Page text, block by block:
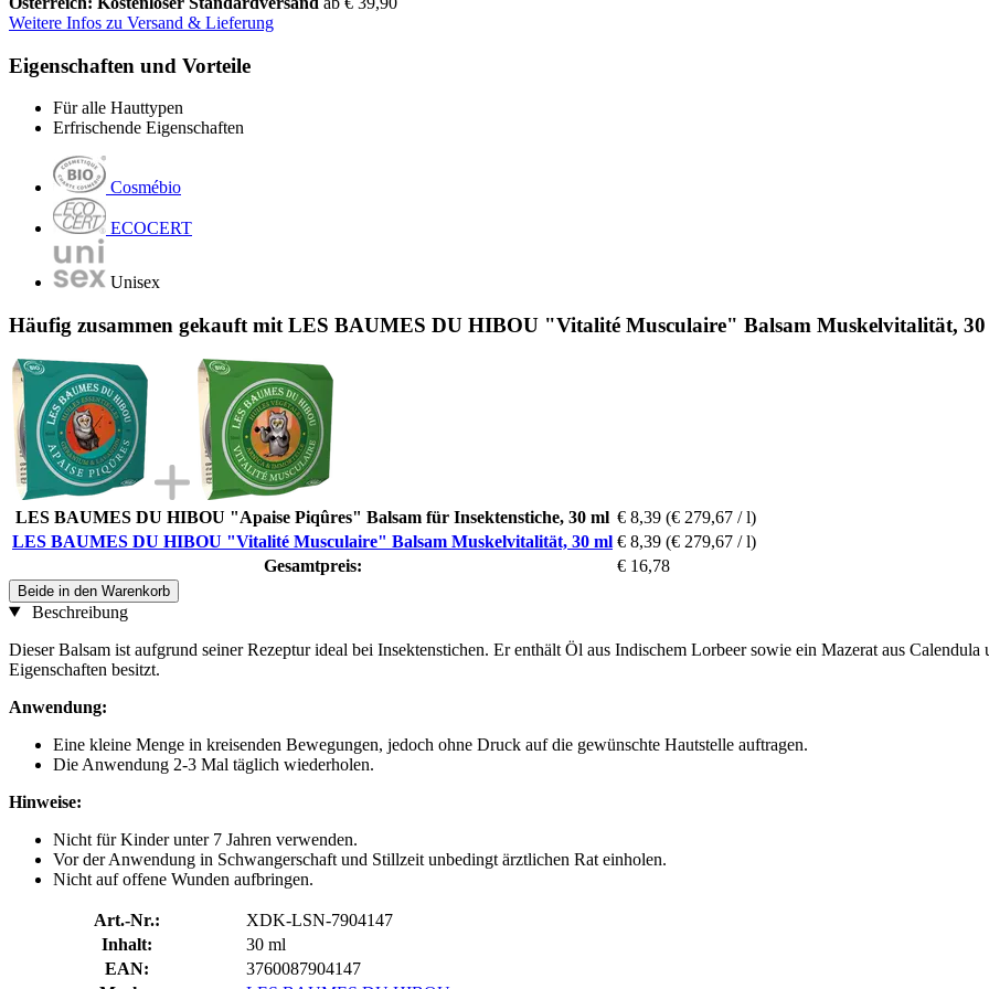
Weitere Infos zu Versand & Lieferung
Eigenschaften und Vorteile
Für alle Hauttypen
Erfrischende Eigenschaften
Cosmébio
ECOCERT
Unisex
Häufig zusammen gekauft mit LES BAUMES DU HIBOU "Vitalité Musculaire" Balsam Muskelvitalität,
LES BAUMES DU HIBOU "Apaise Piqûres" Balsam für Insektenstiche, 30 ml € 8,39 (€ 279,67 / l)
LES BAUMES DU HIBOU "Vitalité Musculaire" Balsam Muskelvitalität, 30 ml € 8,39 (€ 279,67 / l)
Gesamtpreis:
€ 16,78
Beide in den Warenkorb
Beschreibung
Dieser Balsam ist aufgrund seiner Rezeptur ideal bei Insektenstichen. Er enthält Öl aus Indischem Lorbeer sowie ein Mazerat aus Calendula
Eigenschaften besitzt.
Anwendung:
Eine kleine Menge in kreisenden Bewegungen, jedoch ohne Druck auf die gewünschte Hautstelle auftragen.
Die Anwendung 2-3 Mal täglich wiederholen.
Hinweise:
Nicht für Kinder unter 7 Jahren verwenden.
Vor der Anwendung in Schwangerschaft und Stillzeit unbedingt ärztlichen Rat einholen.
Nicht auf offene Wunden aufbringen.
Art.-Nr.:
XDK-LSN-7904147
Inhalt:
30 ml
EAN:
3760087904147